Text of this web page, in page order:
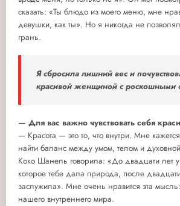
сказать: «Ты блюдо из моего меню, мне
девушки, как ты». Но я никогда не
грань.
Я сбросила лишний вес и
красивой женщиной с роскошными
— Для вас важно чувствовать себя
— Красота — это то, что внутри. Мне
найти баланс между умом, телом и
Коко Шанель говорила: «До двадцати лет у
которое тебе дала природа, после
заслужила». Мне очень нравится эта
нашего внутреннего мира.